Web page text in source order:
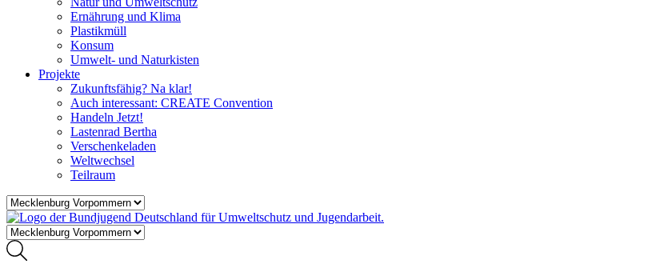
Ernährung und Klima
Plastikmüll
Konsum
Umwelt- und Naturkisten
Projekte
Zukunftsfähig? Na klar!
Auch interessant: CREATE Convention
Handeln Jetzt!
Lastenrad Bertha
Verschenkeladen
Weltwechsel
Teilraum